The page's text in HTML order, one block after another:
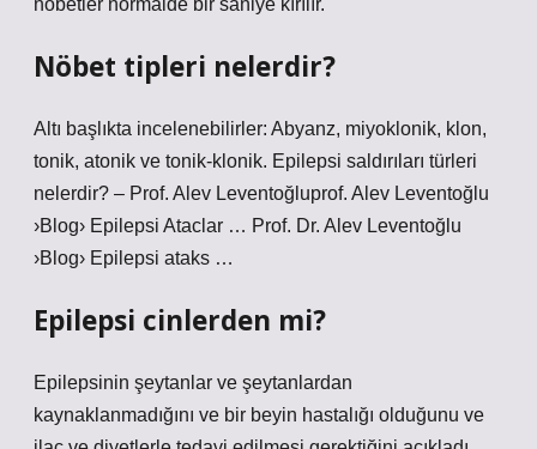
nöbetler normalde bir saniye kırılır.
Nöbet tipleri nelerdir?
Altı başlıkta incelenebilirler: Abyanz, miyoklonik, klon,
tonik, atonik ve tonik-klonik. Epilepsi saldırıları türleri
nelerdir? – Prof. Alev Leventoğluprof. Alev Leventoğlu
›Blog› Epilepsi Ataclar … Prof. Dr. Alev Leventoğlu
›Blog› Epilepsi ataks …
Epilepsi cinlerden mi?
Epilepsinin şeytanlar ve şeytanlardan
kaynaklanmadığını ve bir beyin hastalığı olduğunu ve